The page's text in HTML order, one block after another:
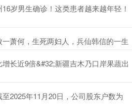
岁男生确诊！这类患者越来越年轻！
萧何，生死两妇人，兵仙韩信的一生
长近9倍&#32;新疆吉木乃口岸果蔬出
2025年11月20日，公司股东户数为